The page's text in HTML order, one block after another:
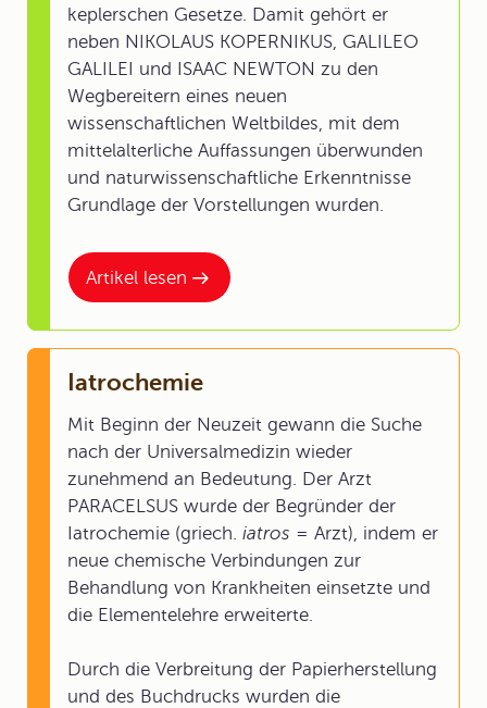
Artikel lesen
keplerschen Gesetze. Damit gehört er
neben NIKOLAUS KOPERNIKUS, GALILEO
GALILEI und ISAAC NEWTON zu den
Wegbereitern eines neuen
wissenschaftlichen Weltbildes, mit dem
mittelalterliche Auffassungen überwunden
und naturwissenschaftliche Erkenntnisse
Grundlage der Vorstellungen wurden.
Iatrochemie
Mit Beginn der Neuzeit gewann die Suche
nach der Universalmedizin wieder
zunehmend an Bedeutung. Der Arzt
PARACELSUS wurde der Begründer der
Iatrochemie (griech. iatros = Arzt), indem er
neue chemische Verbindungen zur
Behandlung von Krankheiten einsetzte und
die Elementelehre erweiterte.
Durch die Verbreitung der Papierherstellung
und des Buchdrucks wurden die